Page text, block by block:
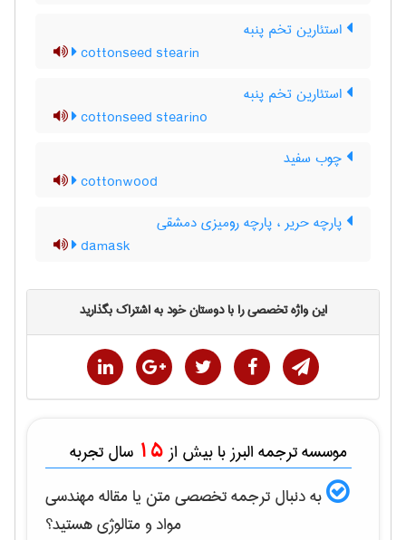
استئارین تخم پنبه
cottonseed stearin
استئارین تخم پنبه
cottonseed stearino
چوب سفید
cottonwood
پارچه حریر ، پارچه رومیزی دمشقی
damask
این واژه تخصصی را با دوستان خود به اشتراک بگذارید
موسسه ترجمه البرز با بیش از 15 سال تجربه
به دنبال ترجمه تخصصی متن یا مقالهمهندسی
مواد و متالوژیهستید؟